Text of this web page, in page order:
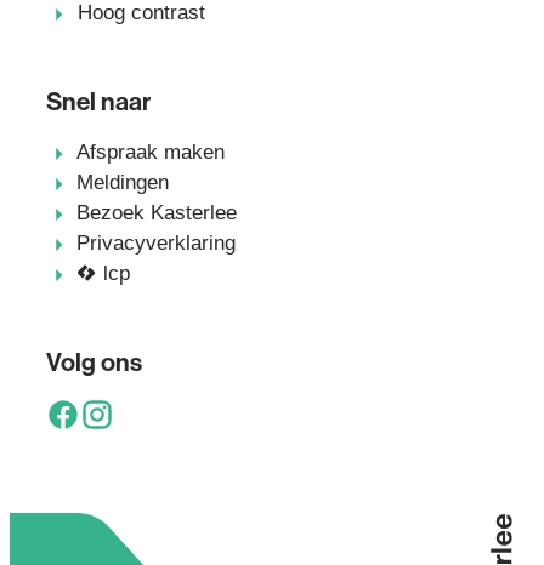
Hoog contrast
Snel naar
Afspraak maken
Meldingen
Bezoek Kasterlee
Privacyverklaring
lcp
Volg ons
Facebook
Instagram